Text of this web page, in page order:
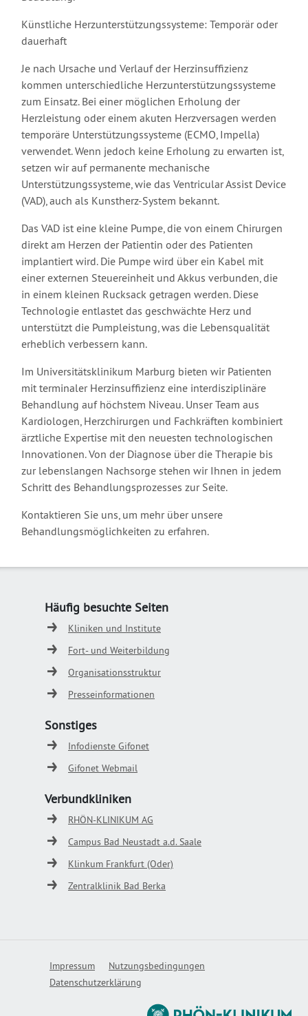
Künstliche Herzunterstützungssysteme: Temporär oder
dauerhaft
Je nach Ursache und Verlauf der Herzinsuffizienz
kommen unterschiedliche Herzunterstützungssysteme
zum Einsatz. Bei einer möglichen Erholung der
Herzleistung oder einem akuten Herzversagen werden
temporäre Unterstützungssysteme (ECMO, Impella)
verwendet. Wenn jedoch keine Erholung zu erwarten ist,
setzen wir auf permanente mechanische
Unterstützungssysteme, wie das Ventricular Assist Device
(VAD), auch als Kunstherz-System bekannt.
Das VAD ist eine kleine Pumpe, die von einem Chirurgen
direkt am Herzen der Patientin oder des Patienten
implantiert wird. Die Pumpe wird über ein Kabel mit
einer externen Steuereinheit und Akkus verbunden, die
in einem kleinen Rucksack getragen werden. Diese
Technologie entlastet das geschwächte Herz und
unterstützt die Pumpleistung, was die Lebensqualität
erheblich verbessern kann.
Im Universitätsklinikum Marburg bieten wir Patienten
mit terminaler Herzinsuffizienz eine interdisziplinäre
Behandlung auf höchstem Niveau. Unser Team aus
Kardiologen, Herzchirurgen und Fachkräften kombiniert
ärztliche Expertise mit den neuesten technologischen
Innovationen. Von der Diagnose über die Therapie bis
zur lebenslangen Nachsorge stehen wir Ihnen in jedem
Schritt des Behandlungsprozesses zur Seite.
Kontaktieren Sie uns, um mehr über unsere
Behandlungsmöglichkeiten zu erfahren.
Häufig besuchte Seiten
Kliniken und Institute
Fort- und Weiterbildung
Organisationsstruktur
Presseinformationen
Sonstiges
Infodienste Gifonet
Gifonet Webmail
Verbundkliniken
RHÖN-KLINIKUM AG
Campus Bad Neustadt a.d. Saale
Klinkum Frankfurt (Oder)
Zentralklinik Bad Berka
Impressum
Nutzungsbedingungen
Datenschutzerklärung